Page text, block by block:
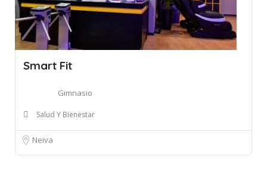
Smart Fit
Gimnasio
Salud Y Bienestar
Neiva